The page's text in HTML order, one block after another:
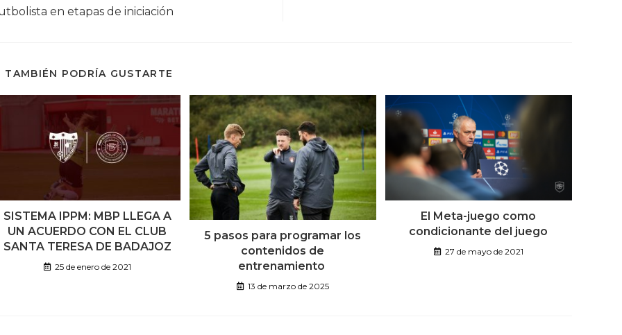
en etapas de iniciación
TAMBIÉN PODRÍA GUSTARTE
SISTEMA IPPM: MBP LLEGA A
UN ACUERDO CON EL CLUB
SANTA TERESA DE BADAJOZ
25 de enero de 2021
5 pasos para programar los
contenidos de
entrenamiento
13 de marzo de 2025
El Meta-juego como
condicionante del juego
27 de mayo de 2021